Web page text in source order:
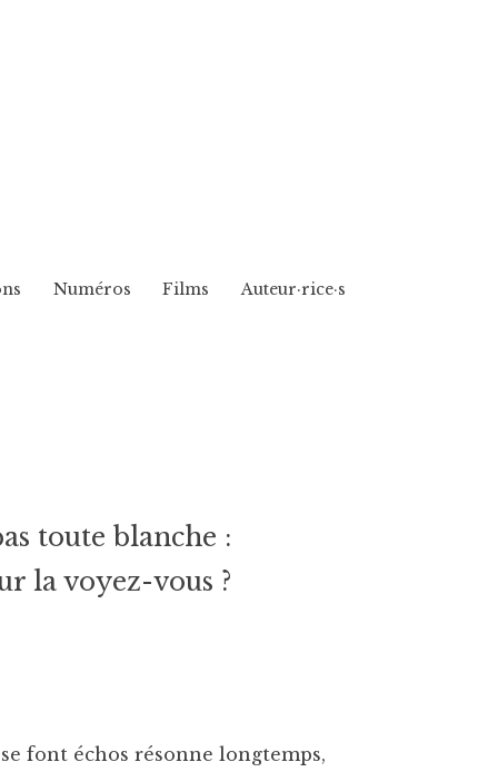
Numéros Films Auteur·rice·s
toute blanche :
la voyez-vous ?
font échos résonne longtemps,